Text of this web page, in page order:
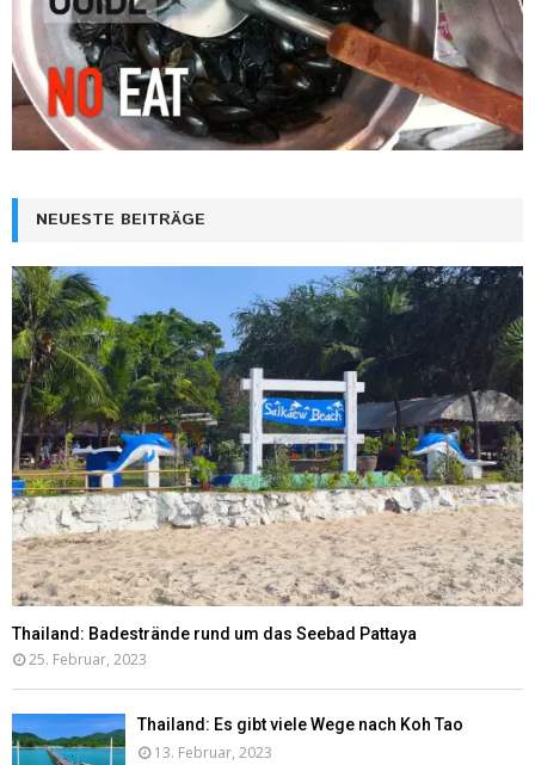
NEUESTE BEITRÄGE
Thailand: Badestrände rund um das Seebad Pattaya
25. Februar, 2023
Thailand: Es gibt viele Wege nach Koh Tao
13. Februar, 2023